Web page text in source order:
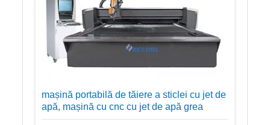
mașină portabilă de tăiere a sticlei cu jet de
apă, mașină cu cnc cu jet de apă grea